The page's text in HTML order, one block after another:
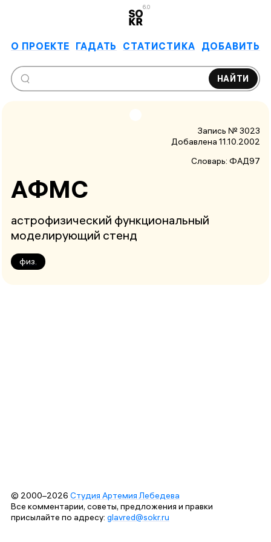
6.0
О ПРОЕКТЕ ГАДАТЬ СТАТИСТИКА ДОБАВИТЬ
НАЙТИ
Запись № 3023
Добавлена 11.10.2002
Словарь: ФАД97
АФМС
астрофизический функциональный
моделирующий стенд
физ.
© 2000–2026 Студия Артемия Лебедева
Все комментарии, советы, предложения и правки
присылайте по адресу: glavred@sokr.ru